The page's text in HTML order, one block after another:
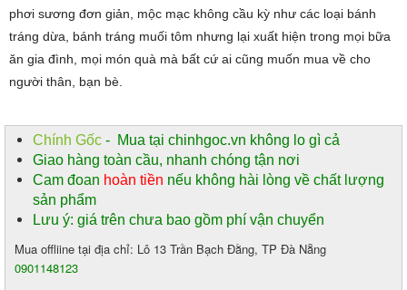
phơi sương đơn giản, mộc mạc không cầu kỳ như các loại bánh
tráng dừa, bánh tráng muối tôm nhưng lại xuất hiện trong mọi bữa
ăn gia đình, mọi món quà mà bất cứ ai cũng muốn mua về cho
người thân, bạn bè.
Chính Gốc - Mua tại chinhgoc.vn không lo gì cả
Giao hàng toàn cầu, nhanh chóng tận nơi
Cam đoan hoàn tiền nếu không hài lòng về chất lượng
sản phẩm
Lưu ý: giá trên chưa bao gồm phí vận chuyển
Mua offliine tại địa chỉ: Lô 13 Trần Bạch Đằng, TP Đà Nẵng
0901148123